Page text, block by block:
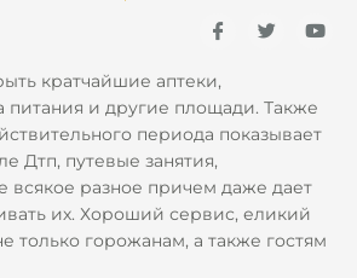
I
c
n
-
f
a
c
e
b
o
o
k
T
w
e
r
Y
o
b
e
кратчайшие аптеки,
питания и другие площади. Также
периода показывает
Дтп, путевые занятия,
всякое разное причем даже дает
их. Хороший сервис, еликий
только горожанам, а также гостям